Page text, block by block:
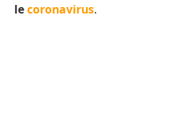
lecoronavirus.